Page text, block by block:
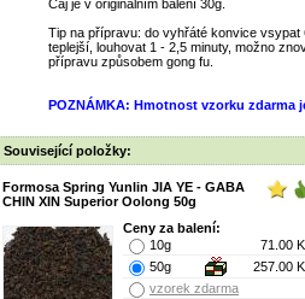
Čaj je v originálním balení 30g.
Tip na přípravu: do vyhřáté konvice vsypat
teplejší, louhovat 1 - 2,5 minuty, možno
přípravu způsobem gong fu.
POZNÁMKA: Hmotnost vzorku zdarma
Související položky:
Formosa Spring Yunlin JIA YE - GABA
CHIN XIN Superior Oolong 50g
Ceny za balení:
10g
71.00
50g
257.00
vzorek zdarma